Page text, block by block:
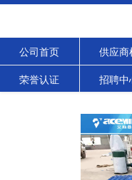
公司首页 供应商
荣誉认证 招聘中